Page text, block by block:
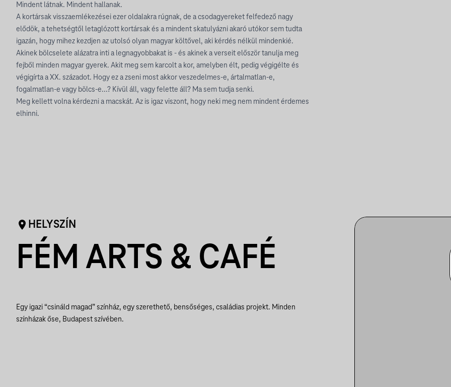
Mindent látnak. Mindent hallanak.
A kortársak visszaemlékezései ezer oldalakra rúgnak, de a csodagyereket felfedező nagy
elődök, a tehetségtől letaglózott kortársak és a mindent skatulyázni akaró utókor sem tudta
igazán, hogy mihez kezdjen az utolsó olyan magyar költővel, aki kérdés nélkül mindenkié.
Akinek bölcselete alázatra inti a legnagyobbakat is - és akinek a verseit először tanulja meg
fejből minden magyar gyerek. Akit meg sem karcolt a kor, amelyben élt, pedig végigélte és
végigírta a XX. századot. Hogy ez a zseni most akkor veszedelmes-e, ártalmatlan-e,
fogalmatlan-e vagy bölcs-e...? Kívül áll, vagy felette áll? Ma sem tudja senki.
Meg kellett volna kérdezni a macskát. Az is igaz viszont, hogy neki meg nem mindent érdemes
elhinni.
HELYSZÍN
FÉM ARTS & CAFÉ
Egy igazi “csináld magad” színház, egy szerethető, bensőséges, családias projekt. Minden
színházak őse, Budapest szívében.